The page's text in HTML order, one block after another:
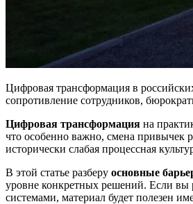
Цифровая трансформация в
сопротивление сотрудников,
Цифровая трансформация на
что особенно важно, смена привычек
исторически слабая процессная
В этой статье разберу основные
уровне конкретных решений. Если вы
системами, материал будет полезен